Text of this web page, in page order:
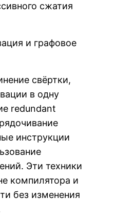
сжатия
и графовое
свёртки,
в одну
redundant
инструкции
Эти техники
компилятора и
без изменения